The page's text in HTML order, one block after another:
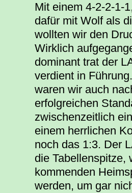
Mit einem 4-2-2-1-
dafür mit Wolf als
wollten wir den
Wirklich
dominant trat der
verdient in
waren wir auch
erfolgreichen
zwischenzeitlich
einem herrlichen
noch das 1:3. Der
die Tabellenspitze,
kommenden
werden, um gar